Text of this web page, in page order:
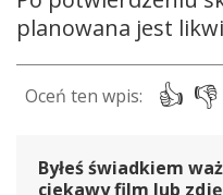
planowana jest
Byłeś świadkiem
ciekawy film lub